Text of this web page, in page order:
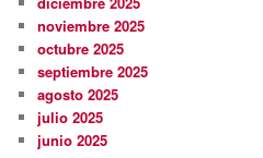
noviembre 2025
octubre 2025
septiembre 2025
agosto 2025
julio 2025
junio 2025